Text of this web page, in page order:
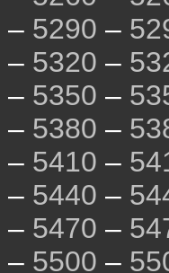
– 5290 –
– 5320 –
– 5350 –
– 5380 –
– 5410 –
– 5440 –
– 5470 –
– 5500 –